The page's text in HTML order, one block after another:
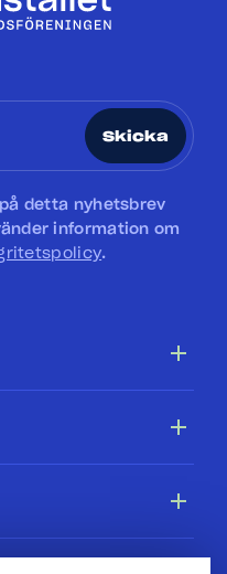
Skicka
detta nyhetsbrev
information om
.